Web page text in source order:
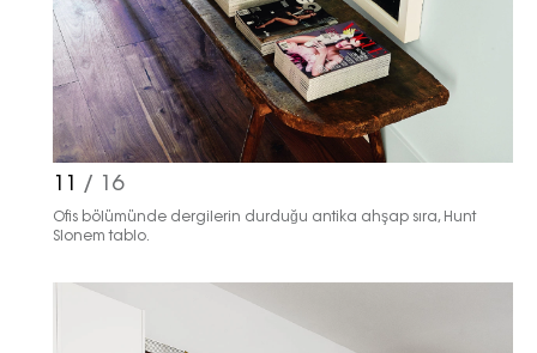
11 / 16
Ofis bölümünde dergilerin durduğu antika ahşap sıra, Hunt
Slonem tablo.